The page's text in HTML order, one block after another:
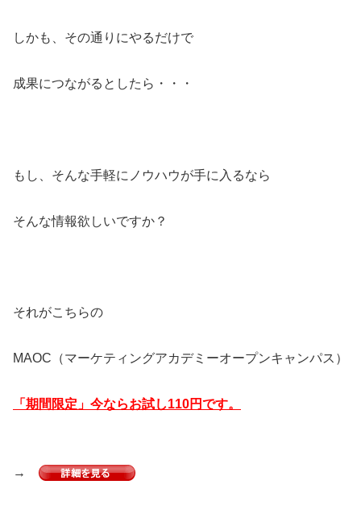
しかも、その通りにやるだけで
成果につながるとしたら・・・
もし、そんな手軽にノウハウが手に入るなら
そんな情報欲しいですか？
それがこちらの
MAOC（マーケティングアカデミーオープンキャンパス）
「期間限定」今ならお試し110円です。
→